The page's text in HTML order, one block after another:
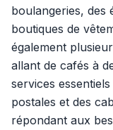
boulangeries, des
boutiques de
également
allant de cafés à
services
postales et des
répondant aux